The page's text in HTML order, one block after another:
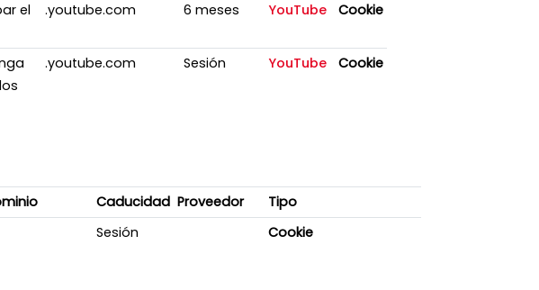
el
.youtube.com 6 meses YouTube Cookie
.youtube.com Sesión YouTube Cookie
Caducidad Proveedor
Tipo
Sesión Cookie